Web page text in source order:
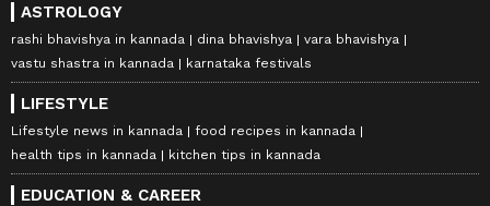
ASTROLOGY
rashi bhavishya in kannada dina bhavishya
vara bhavishya
vastu shastra in kannada
karnataka festivals
LIFESTYLE
Lifestyle news in kannada
food recipes in kannada
health tips in kannada
kitchen tips in kannada
EDUCATION & CAREER